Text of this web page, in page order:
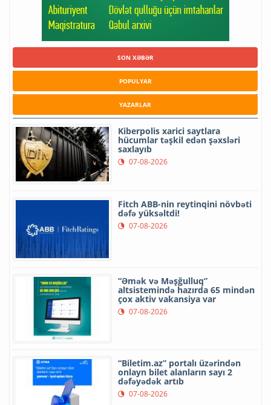
SON XƏBƏR
POPULYAR
YAZARLAR
Kiberpolis xarici saytlara
hücumlar təşkil edən şəxsləri
saxlayıb
07-08-2026
Fitch ABB-nin reytinqini növbəti
dəfə yüksəltdi!
07-08-2026
“Əmək və Məşğulluq”
altsistemində hazırda 65 mindən
çox aktiv vakansiya var
07-08-2026
“Biletim.az” portalı üzərindən
onlayn bilet alanların sayı 2
dəfəyədək artıb
07-08-2026